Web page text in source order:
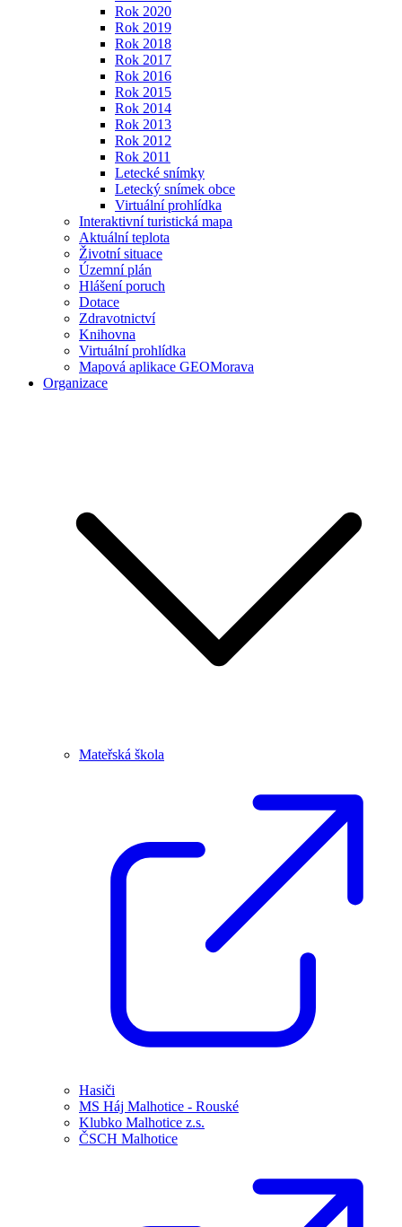
Rok 2020
Rok 2019
Rok 2018
Rok 2017
Rok 2016
Rok 2015
Rok 2014
Rok 2013
Rok 2012
Rok 2011
Letecké snímky
Letecký snímek obce
Virtuální prohlídka
Interaktivní turistická mapa
Aktuální teplota
Životní situace
Územní plán
Hlášení poruch
Dotace
Zdravotnictví
Knihovna
Virtuální prohlídka
Mapová aplikace GEOMorava
Organizace
Mateřská škola
Hasiči
MS Háj Malhotice - Rouské
Klubko Malhotice z.s.
ČSCH Malhotice